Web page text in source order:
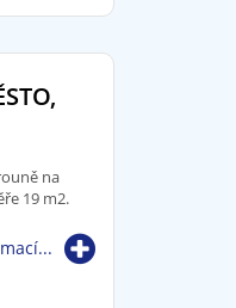
na
19 m2.